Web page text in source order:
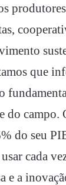
que
do campo.
do seu
cada
e a